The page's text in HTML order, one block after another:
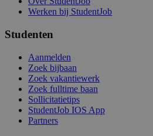
Werken bij StudentJob
Studenten
Aanmelden
Zoek bijbaan
Zoek vakantiewerk
Zoek fulltime baan
Sollicitatietips
StudentJob IOS App
Partners